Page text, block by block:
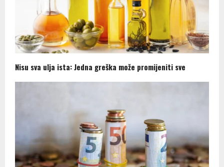
Nisu sva ulja ista: Jedna greška može promijeniti sve